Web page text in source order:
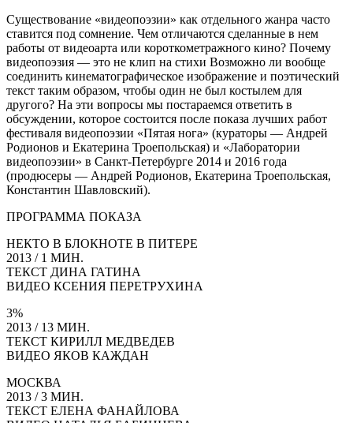
Существование «видеопоэзии» как отдельного жанра часто
ставится под сомнение. Чем отличаются сделанные в нем
работы от видеоарта или короткометражного кино? Почему
видеопоэзия — это не клип на стихи Возможно ли вообще
соединить кинематографическое изображение и поэтический
текст таким образом, чтобы один не был костылем для
другого? На эти вопросы мы постараемся ответить в
обсуждении, которое состоится после показа лучших работ
фестиваля видеопоэзии «Пятая нога» (кураторы — Андрей
Родионов и Екатерина Троепольская) и «Лаборатории
видеопоэзии» в Санкт-Петербурге 2014 и 2016 года
(продюсеры — Андрей Родионов, Екатерина Троепольская,
Константин Шавловский).
ПРОГРАММА ПОКАЗА
НЕКТО В БЛОКНОТЕ В ПИТЕРЕ
2013 / 1 МИН.
ТЕКСТ ДИНА ГАТИНА
ВИДЕО КСЕНИЯ ПЕРЕТРУХИНА
3%
2013 / 13 МИН.
ТЕКСТ КИРИЛЛ МЕДВЕДЕВ
ВИДЕО ЯКОВ КАЖДАН
МОСКВА
2013 / 3 МИН.
ТЕКСТ ЕЛЕНА ФАНАЙЛОВА